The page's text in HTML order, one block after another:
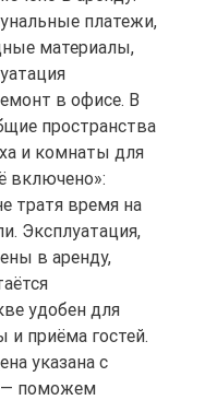
платежи,
материалы,
в офисе. В
пространства
и комнаты для
включено»:
тратя время на
Эксплуатация,
в аренду,
удобен для
приёма гостей.
указана с
— поможем